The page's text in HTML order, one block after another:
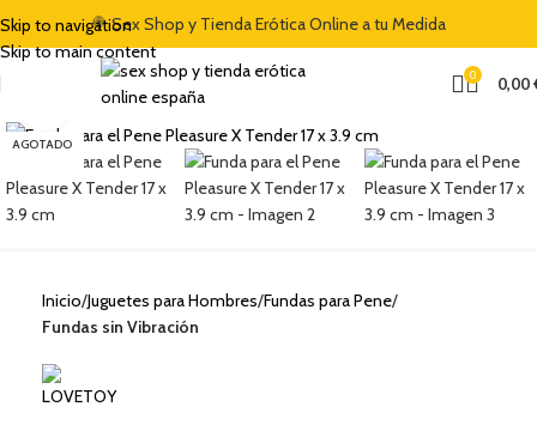
Skip to navigation
Skip to main content
🍭 Sex Shop y Tienda Erótica Online a tu Medida
0 0,00
AGOTADO
Clic para ampliar
Inicio Juguetes para Hombres Fundas para Pene
Fundas sin Vibración